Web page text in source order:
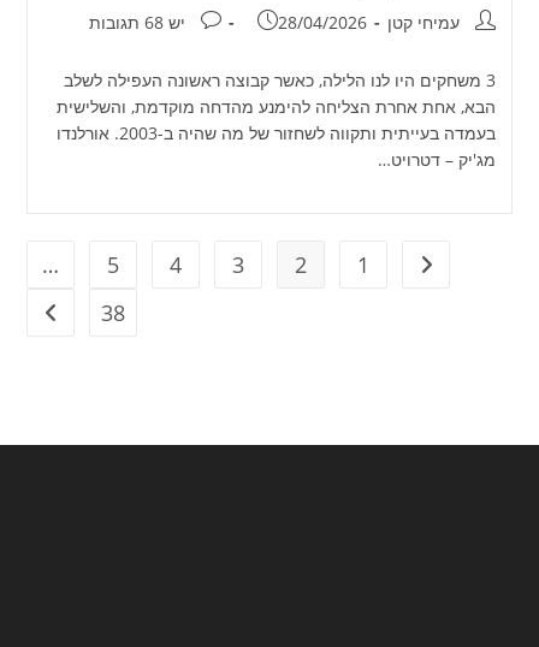
מחבר:עמיחי קטן פורסם:
28/04/2026 תגובות:
יש 68 תגובות
3 משחקים היו לנו הלילה, כאשר קבוצה ראשונה העפילה לשלב
הבא, אחת אחרת הצליחה להימנע מהדחה מוקדמת, והשלישית
בעמדה בעייתית ותקווה לשחזור של מה שהיה ב-2003. אורלנדו
מג'יק – דטרויט…
מעבר לעמוד הקודם
1
2
3
4
5
…
38
מעבר